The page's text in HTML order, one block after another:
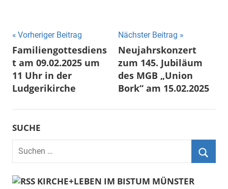
Beitragsnavigation
Vorheriger Beitrag
Familiengottesdiens
t am 09.02.2025 um
11 Uhr in der
Ludgerikirche
Nächster Beitrag
Neujahrskonzert
zum 145. Jubiläum
des MGB „Union
Bork“ am 15.02.2025
SUCHE
Suchen
nach:
KIRCHE+LEBEN IM BISTUM MÜNSTER